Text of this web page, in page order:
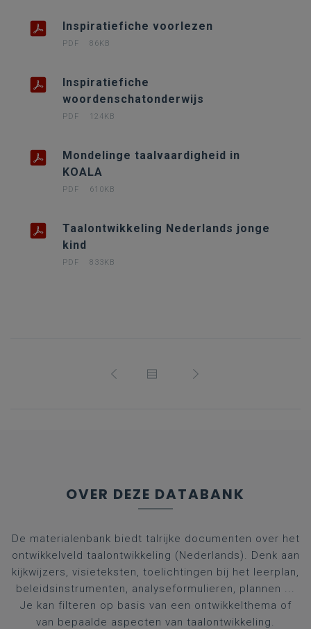
Inspiratiefiche voorlezen
PDF 86KB
Inspiratiefiche
woordenschatonderwijs
PDF 124KB
Mondelinge taalvaardigheid in
KOALA
PDF 610KB
Taalontwikkeling Nederlands jonge
kind
PDF 833KB
OVER DEZE DATABANK
De materialenbank biedt talrijke documenten over het
ontwikkelveld taalontwikkeling (Nederlands). Denk aan
kijkwijzers, visieteksten, toelichtingen bij het leerplan,
beleidsinstrumenten, analyseformulieren, plannen ...
Je kan filteren op basis van een ontwikkelthema of
van bepaalde aspecten van taalontwikkeling.